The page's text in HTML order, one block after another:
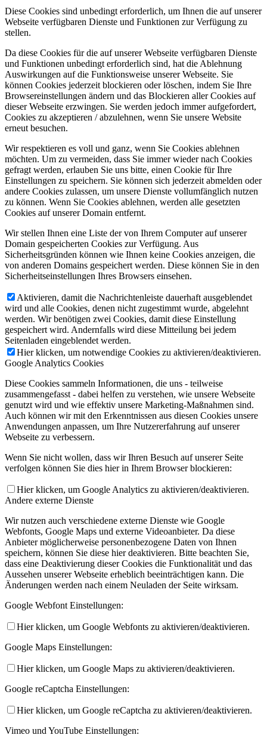
Diese Cookies sind unbedingt erforderlich, um Ihnen die auf unserer
Webseite verfügbaren Dienste und Funktionen zur Verfügung zu
stellen.
Da diese Cookies für die auf unserer Webseite verfügbaren Dienste
und Funktionen unbedingt erforderlich sind, hat die Ablehnung
Auswirkungen auf die Funktionsweise unserer Webseite. Sie
können Cookies jederzeit blockieren oder löschen, indem Sie Ihre
Browsereinstellungen ändern und das Blockieren aller Cookies auf
dieser Webseite erzwingen. Sie werden jedoch immer aufgefordert,
Cookies zu akzeptieren / abzulehnen, wenn Sie unsere Website
erneut besuchen.
Wir respektieren es voll und ganz, wenn Sie Cookies ablehnen
möchten. Um zu vermeiden, dass Sie immer wieder nach Cookies
gefragt werden, erlauben Sie uns bitte, einen Cookie für Ihre
Einstellungen zu speichern. Sie können sich jederzeit abmelden oder
andere Cookies zulassen, um unsere Dienste vollumfänglich nutzen
zu können. Wenn Sie Cookies ablehnen, werden alle gesetzten
Cookies auf unserer Domain entfernt.
Wir stellen Ihnen eine Liste der von Ihrem Computer auf unserer
Domain gespeicherten Cookies zur Verfügung. Aus
Sicherheitsgründen können wie Ihnen keine Cookies anzeigen, die
von anderen Domains gespeichert werden. Diese können Sie in den
Sicherheitseinstellungen Ihres Browsers einsehen.
Aktivieren, damit die Nachrichtenleiste dauerhaft ausgeblendet
wird und alle Cookies, denen nicht zugestimmt wurde, abgelehnt
werden. Wir benötigen zwei Cookies, damit diese Einstellung
gespeichert wird. Andernfalls wird diese Mitteilung bei jedem
Seitenladen eingeblendet werden.
Hier klicken, um notwendige Cookies zu aktivieren/deaktivieren.
Google Analytics Cookies
Diese Cookies sammeln Informationen, die uns - teilweise
zusammengefasst - dabei helfen zu verstehen, wie unsere Webseite
genutzt wird und wie effektiv unsere Marketing-Maßnahmen sind.
Auch können wir mit den Erkenntnissen aus diesen Cookies unsere
Anwendungen anpassen, um Ihre Nutzererfahrung auf unserer
Webseite zu verbessern.
Wenn Sie nicht wollen, dass wir Ihren Besuch auf unserer Seite
verfolgen können Sie dies hier in Ihrem Browser blockieren:
Hier klicken, um Google Analytics zu aktivieren/deaktivieren.
Andere externe Dienste
Wir nutzen auch verschiedene externe Dienste wie Google
Webfonts, Google Maps und externe Videoanbieter. Da diese
Anbieter möglicherweise personenbezogene Daten von Ihnen
speichern, können Sie diese hier deaktivieren. Bitte beachten Sie,
dass eine Deaktivierung dieser Cookies die Funktionalität und das
Aussehen unserer Webseite erheblich beeinträchtigen kann. Die
Änderungen werden nach einem Neuladen der Seite wirksam.
Google Webfont Einstellungen:
Hier klicken, um Google Webfonts zu aktivieren/deaktivieren.
Google Maps Einstellungen:
Hier klicken, um Google Maps zu aktivieren/deaktivieren.
Google reCaptcha Einstellungen:
Hier klicken, um Google reCaptcha zu aktivieren/deaktivieren.
Vimeo und YouTube Einstellungen: